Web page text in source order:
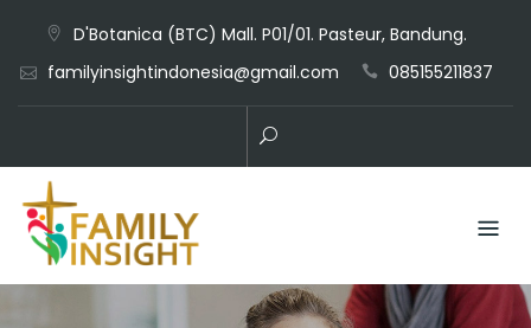
D'Botanica (BTC) Mall. P01/01. Pasteur, Bandung.
familyinsightindonesia@gmail.com
085155211837